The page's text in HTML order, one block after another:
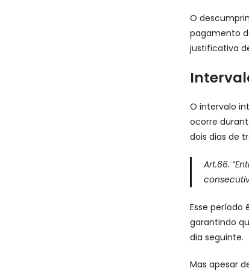
O
pagamento
justificativa
O intervalo
ocorre
dois dias de
Art.66.
Esse período
garantindo
dia seguinte.
Mas apesar